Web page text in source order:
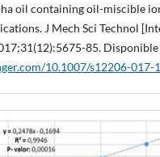
oil containing oil-miscible
J Mech Sci Technol
85. Disponible
10.1007/s12206-017-